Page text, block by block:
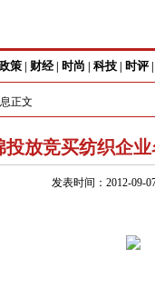
策 财经| 时尚 科技 时评
正文
投放竞买纺织企
发表时间：2012-09-